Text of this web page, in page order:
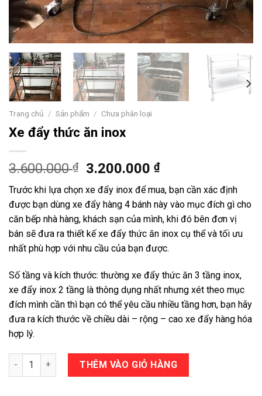
Trang chủ / Sản phẩm / Chưa phân loại
Xe đẩy thức ăn inox
3.600.000₫
Giá
gốc
là:
3.600.000 ₫.
3.200.000₫Giá
hiện
tại
là:
3.200.000 ₫.
Trước khi lựa chọn xe đẩy inox để mua, bạn cần xác định
được bạn dùng xe đẩy hàng 4 bánh này vào mục đích gì cho
căn bếp nhà hàng, khách sạn của mình, khi đó bên đơn vị
bán sẽ đưa ra thiết kế xe đẩy thức ăn inox cụ thể và tối ưu
nhất phù hợp với nhu cầu của bạn được.
Số tầng và kích thước: thường xe đẩy thức ăn 3 tầng inox,
xe đẩy inox 2 tầng là thông dụng nhất nhưng xét theo mục
đích mình cần thì bạn có thể yêu cầu nhiều tầng hơn, bạn hãy
đưa ra kích thước về chiều dài – rộng – cao xe đẩy hàng hóa
hợp lý.
Xe đẩy thức ăn inox số lượngTHÊM VÀO GIỎ HÀNG